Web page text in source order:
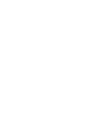
delegados
cómo sus
planta que
la sesión de